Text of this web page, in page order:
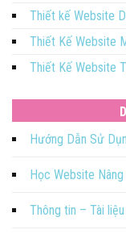
Thiết kế Website
Thiết Kế Website
Thiết Kế Website
Hướng Dẫn Sử
Học Website Nâng
Thông tin – Tài liệu